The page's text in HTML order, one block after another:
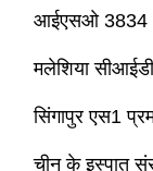
भारी इस्पात
इस्पात संरचना पुल
इस्पात संरचना
आईएसओ 3834
मलेशिया
सिंगापुर एस1
चीन के इस्पात